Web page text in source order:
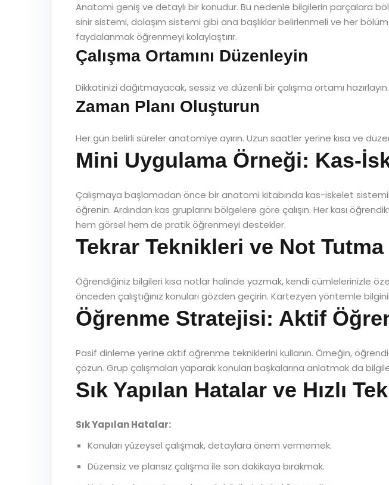
Anatomi geniş ve detaylı bir konudur. Bu nedenle bilgilerin parçalara
sinir sistemi, dolaşım sistemi gibi ana başlıklar belirlenmeli ve her
faydalanmak öğrenmeyi kolaylaştırır.
Çalışma Ortamını Düzenleyin
Dikkatinizi dağıtmayacak, sessiz ve düzenli bir çalışma ortamı
Zaman Planı Oluşturun
Her gün belirli süreler anatomiye ayırın. Uzun saatler yerine kısa ve
Mini Uygulama Örneği: Kas-
Çalışmaya başlamadan önce bir anatomi kitabında kas-iskelet
öğrenin. Ardından kas gruplarını bölgelere göre çalışın. Her kası
hem görsel hem de pratik öğrenmeyi destekler.
Tekrar Teknikleri ve Not Tutma
Öğrendiğiniz bilgileri kısa notlar halinde yazmak, kendi cümlelerinizle
önceden çalıştığınız konuları gözden geçirin. Kartezyen yöntemle
Öğrenme Stratejisi: Aktif
Pasif dinleme yerine aktif öğrenme tekniklerini kullanın. Örneğin,
çözün. Grup çalışmaları yaparak konuları başkalarına anlatmak da
Sık Yapılan Hatalar ve Hızlı
Sık Yapılan Hatalar:
Konuları yüzeysel çalışmak, detaylara önem vermemek.
Düzensiz ve plansız çalışma ile son dakikaya bırakmak.